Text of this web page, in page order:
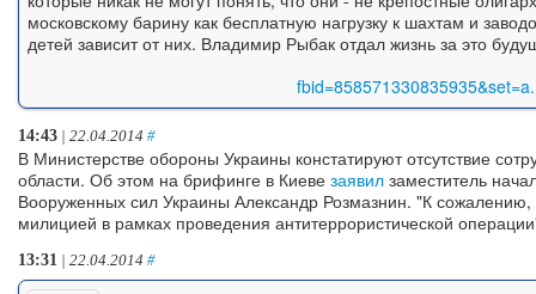
московскому барину как бесплатную нагрузку к шахтам и
детей зависит от них. Владимир Рыбак отдал жизнь за это
14:43 | 22.04.2014 #
В Министерстве обороны Украины констатируют отсутствие
области. Об этом на брифинге в Киеве заявил заместитель
Вооруженных сил Украины Александр Розмазнин. "К сожалению,
милицией в рамках проведения антитеррористической
13:31 | 22.04.2014 #